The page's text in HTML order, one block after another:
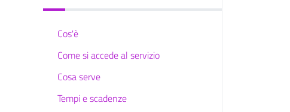
Cos'è
Come si accede al servizio
Cosa serve
Tempi e scadenze